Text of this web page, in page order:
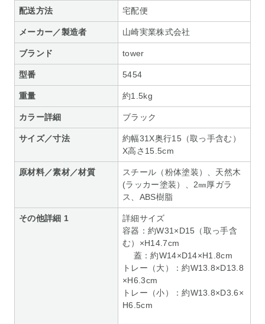
配送方法 宅配便
メーカー／製造者 山崎実業株式会社
ブランド tower
型番 5454
重量 約1.5kg
カラー詳細 ブラック
サイズ／寸法
約幅31X奥行15（取っ手含む）
X高さ15.5cm
原材料／素材／材質
スチール（粉体塗装）、天然木
(ラッカー塗装）、2㎜厚ガラ
ス、ABS樹脂
その他詳細 1
詳細サイズ
容器：約W31×D15（取っ手含
む）×H14.7cm
蓋：約W14×D14×H1.8cm
トレー（大）：約W13.8×D13.8
×H6.3cm
トレー（小）：約W13.8×D3.6×
H6.5cm